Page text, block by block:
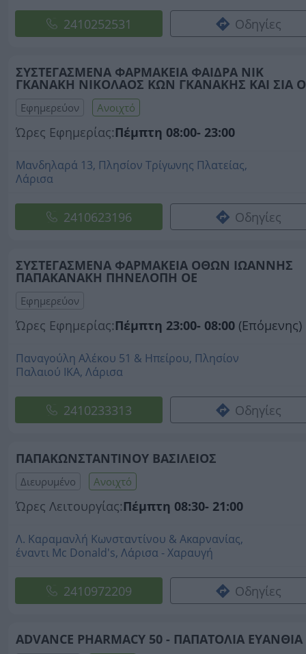
2410252531 Οδηγίες
ΣΥΣΤΕΓΑΣΜΕΝΑ ΦΑΡΜΑΚΕΙΑ ΦΑΙΔΡΑ ΝΙΚ
ΓΚΑΝΑΚΗ ΝΙΚΟΛΑΟΣ ΚΩΝ ΓΚΑΝΑΚΗΣ ΚΑΙ ΣΙΑ
Εφημερεύον Ανοιχτό
Ώρες Εφημερίας:Πέμπτη 08:00- 23:00
Μανδηλαρά 13, Πλησίον Τρίγωνης Πλατείας,
Λάρισα
2410623196 Οδηγίες
ΣΥΣΤΕΓΑΣΜΕΝΑ ΦΑΡΜΑΚΕΙΑ ΟΘΩΝ ΙΩΑΝΝΗΣ
ΠΑΠΑΚΑΝΑΚΗ ΠΗΝΕΛΟΠΗ ΟΕ
Εφημερεύον
Ώρες Εφημερίας:Πέμπτη 23:00- 08:00 (Επόμενης)
Παναγούλη Αλέκου 51 & Ηπείρου, Πλησίον
Παλαιού ΙΚΑ, Λάρισα
2410233313 Οδηγίες
ΠΑΠΑΚΩΝΣΤΑΝΤΙΝΟΥ ΒΑΣΙΛΕΙΟΣ
Διευρυμένο Ανοιχτό
Ώρες Λειτουργίας:Πέμπτη 08:30- 21:00
Λ. Καραμανλή Κωνσταντίνου & Ακαρνανίας,
έναντι Mc Donald's, Λάρισα - Χαραυγή
2410972209 Οδηγίες
ADVANCE PHARMACY 50 - ΠΑΠΑΤΟΛΙΑ ΕΥΑΝΘΙΑ